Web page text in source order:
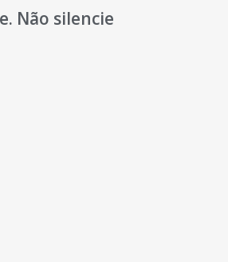
Não silencie